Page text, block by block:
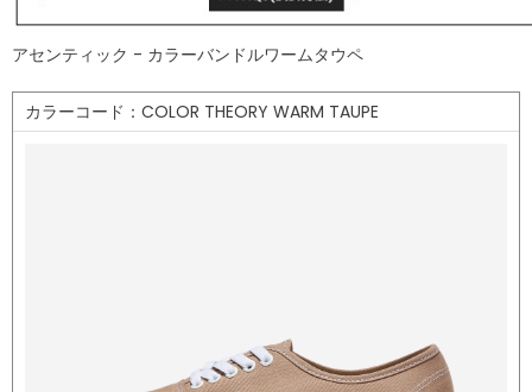
アセンティック - カラーバンドルワームタウペ
カラーコード：COLOR THEORY WARM TAUPE